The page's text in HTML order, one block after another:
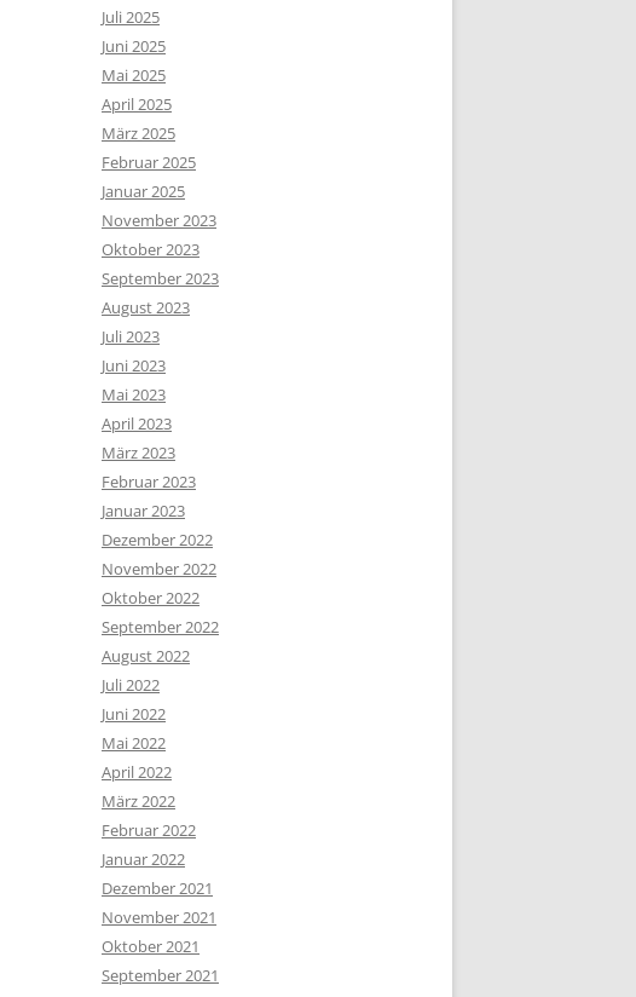
Juli 2025
Juni 2025
Mai 2025
April 2025
März 2025
Februar 2025
Januar 2025
November 2023
Oktober 2023
September 2023
August 2023
Juli 2023
Juni 2023
Mai 2023
April 2023
März 2023
Februar 2023
Januar 2023
Dezember 2022
November 2022
Oktober 2022
September 2022
August 2022
Juli 2022
Juni 2022
Mai 2022
April 2022
März 2022
Februar 2022
Januar 2022
Dezember 2021
November 2021
Oktober 2021
September 2021